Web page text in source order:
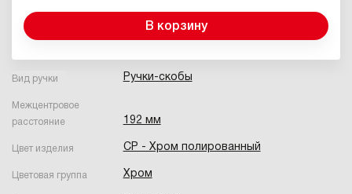
Вид ручки Ручки-скобы
Межцентровое
расстояние
192 мм
Цвет изделия CP - Хром полированный
Цветовая группа Хром
В корзину